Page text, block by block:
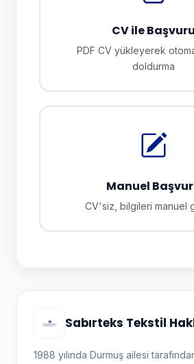
CV ile Başvuru
PDF CV yükleyerek
doldurma
Manuel
CV'siz, bilgileri manuel
Sabırteks Tekstil
1988 yılında Durmuş ailesi